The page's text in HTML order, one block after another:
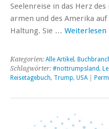
Seelenreise in das Herz
armen und des Amerika
Haltung. Sie … Weiterlesen
Kategorien: Alle Artikel ,
Schlagwörter: #nottrumpsland,
Reisetagebuch, Trump, USA